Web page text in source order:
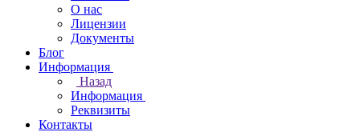
О нас
Лицензии
Документы
Блог
Информация
Назад
Информация
Реквизиты
Контакты